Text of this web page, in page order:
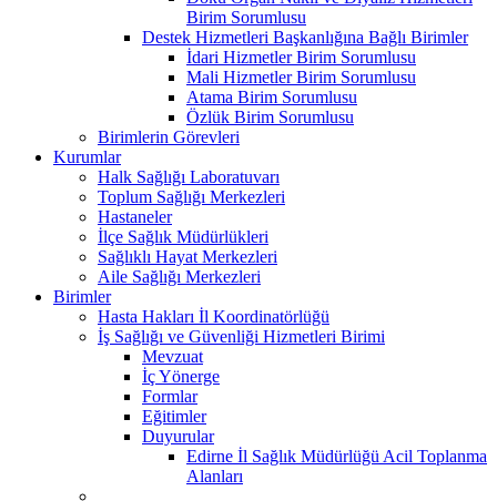
Birim Sorumlusu
Destek Hizmetleri Başkanlığına Bağlı Birimler
İdari Hizmetler Birim Sorumlusu
Mali Hizmetler Birim Sorumlusu
Atama Birim Sorumlusu
Özlük Birim Sorumlusu
Birimlerin Görevleri
Kurumlar
Halk Sağlığı Laboratuvarı
Toplum Sağlığı Merkezleri
Hastaneler
İlçe Sağlık Müdürlükleri
Sağlıklı Hayat Merkezleri
Aile Sağlığı Merkezleri
Birimler
Hasta Hakları İl Koordinatörlüğü
İş Sağlığı ve Güvenliği Hizmetleri Birimi
Mevzuat
İç Yönerge
Formlar
Eğitimler
Duyurular
Edirne İl Sağlık Müdürlüğü Acil Toplanma
Alanları